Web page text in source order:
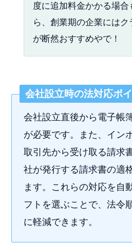
度に追加料金かかる場合
ら、創業期の企業にはク
が断然おすすめやで！
会社設立時の法対応ポ
会社設立直後から電子帳
が必要です。また、イン
取引先から受け取る請求
社が発行する請求書の適
ます。これらの対応を自
フトを選ぶことで、法令
に軽減できます。